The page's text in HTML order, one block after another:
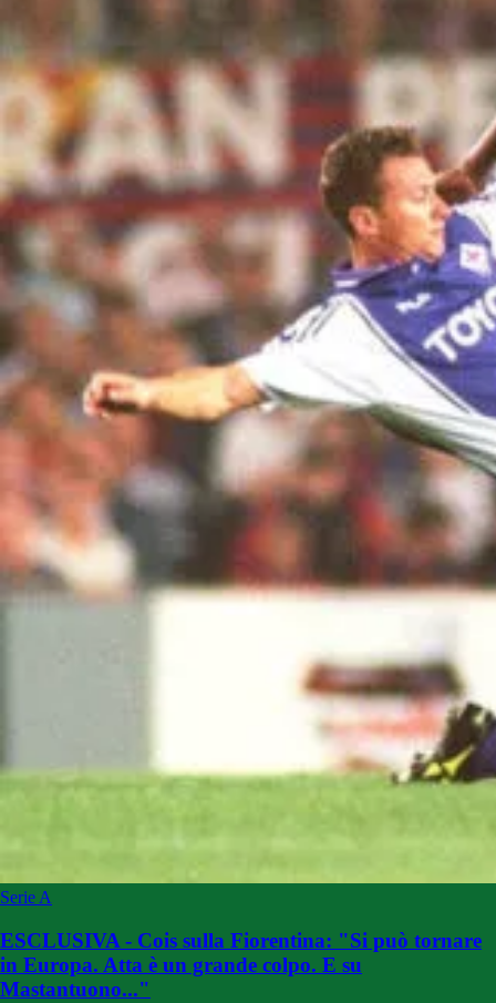
Serie A
ESCLUSIVA - Cois sulla Fiorentina: "Si può tornare
in Europa. Atta è un grande colpo. E su
Mastantuono..."